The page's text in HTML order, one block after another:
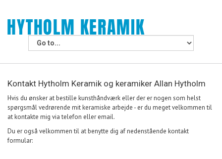
Kontakt Hytholm Keramik og keramiker Allan Hytholm
Hvis du ønsker at bestille kunsthåndværk eller der er nogen som helst
spørgsmål vedrørende mit keramiske arbejde - er du meget velkommen til
at kontakte mig via telefon eller email.
Du er også velkommen til at benytte dig af nedenstående kontakt
formular: